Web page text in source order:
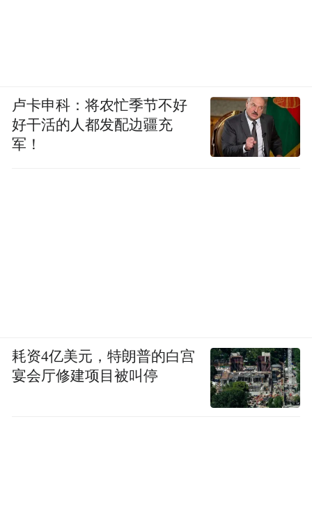
卢卡申科：将农忙季节不好
好干活的人都发配边疆充
军！
耗资4亿美元，特朗普的白宫
宴会厅修建项目被叫停